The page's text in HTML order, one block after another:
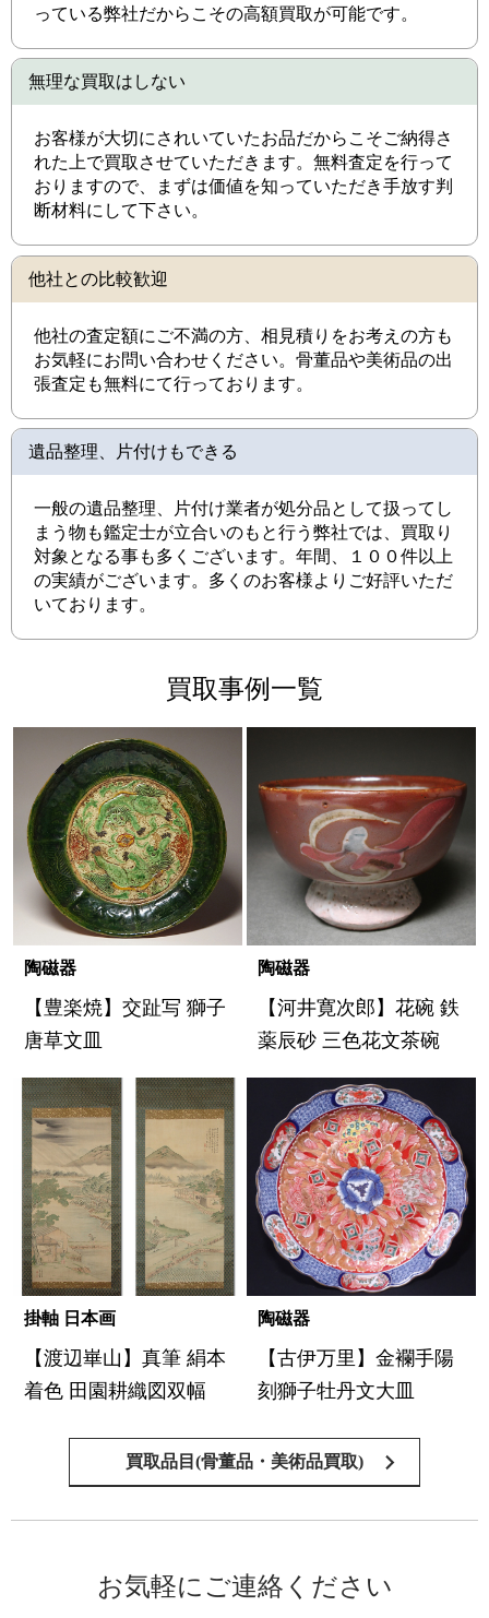
っている弊社だからこその高額買取が可能です。
無理な買取はしない
お客様が大切にされいていたお品だからこそご納得さ
れた上で買取させていただきます。無料査定を行って
おりますので、まずは価値を知っていただき手放す判
断材料にして下さい。
他社との比較歓迎
他社の査定額にご不満の方、相見積りをお考えの方も
お気軽にお問い合わせください。骨董品や美術品の出
張査定も無料にて行っております。
遺品整理、片付けもできる
一般の遺品整理、片付け業者が処分品として扱ってし
まう物も鑑定士が立合いのもと行う弊社では、買取り
対象となる事も多くございます。年間、１００件以上
の実績がございます。多くのお客様よりご好評いただ
いております。
買取事例一覧
陶磁器
【豊楽焼】交趾写 獅子
唐草文皿
陶磁器
【河井寛次郎】花碗 鉄
薬辰砂 三色花文茶碗
掛軸 日本画
【渡辺崋山】真筆 絹本
着色 田園耕織図双幅
陶磁器
【古伊万里】金襴手陽
刻獅子牡丹文大皿
買取品目(骨董品・美術品買取)
お気軽にご連絡ください